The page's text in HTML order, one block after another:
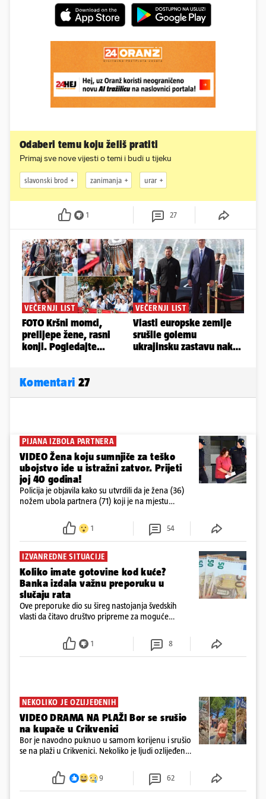
Odaberi temu koju želiš pratiti
Primaj sve nove vijesti o temi i budi u tijeku
slavonski brod zanimanja urar
1 27
Komentari 27
PIJANA IZBOLA PARTNERA
VIDEO Žena koju sumnjiče za teško
ubojstvo ide u istražni zatvor. Prijeti
joj 40 godina!
Policija je objavila kako su utvrdili da je žena (36)
nožem ubola partnera (71) koji je na mjestu
ispitali i poslali u istražni zatvor
1 54
IZVANREDNE SITUACIJE
Koliko imate gotovine kod kuće?
Banka izdala važnu preporuku u
slučaju rata
Ove preporuke dio su šireg nastojanja švedskih
vlasti da čitavo društvo pripreme za moguće
1 8
NEKOLIKO JE OZLIJEĐENIH
VIDEO DRAMA NA PLAŽI Bor se srušio
na kupače u Crikvenici
Bor je navodno puknuo u samom korijenu i srušio
se na plaži u Crikvenici. Nekoliko je ljudi ozlijeđeno,
9 62